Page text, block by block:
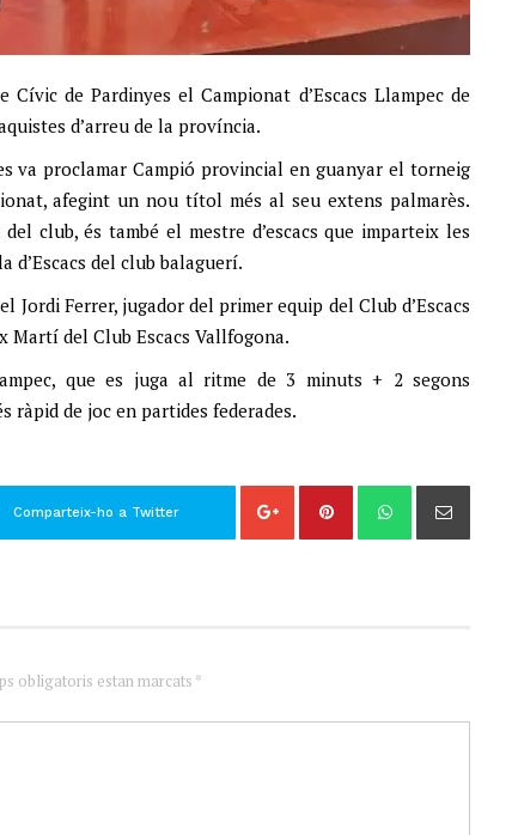
de Pardinyes el Campionat d’Escacs Llampec de
d’arreu de la província.
va proclamar Campió provincial en guanyar el torneig
afegint un nou títol més al seu extens palmarès.
club, és també el mestre d’escacs que imparteix les
d’Escacs del club balaguerí.
Jordi Ferrer, jugador del primer equip del Club d’Escacs
Martí del Club Escacs Vallfogona.
que es juga al ritme de 3 minuts + 2 segons
ràpid de joc en partides federades.
Comparteix-ho a Twitter
obligatoris estan marcats *